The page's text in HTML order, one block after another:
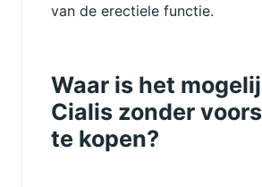
van de erectiele functie.
Waar is het
Cialis zonder
te kopen?